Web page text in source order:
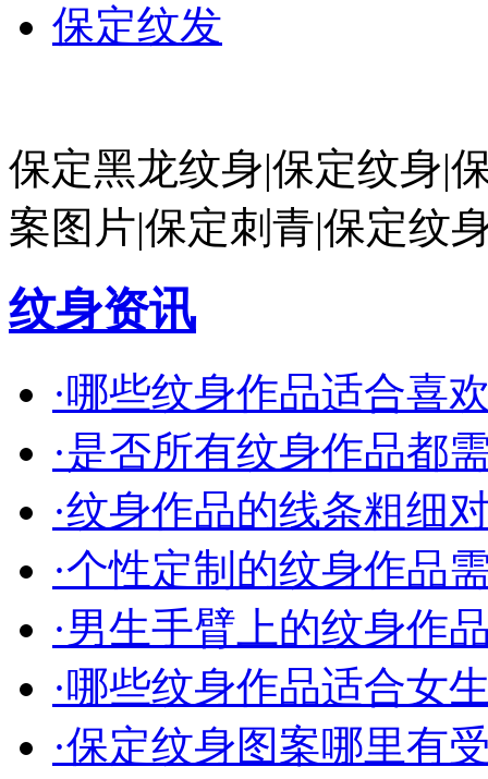
保定纹发
保定黑龙纹身|保定纹身|
案图片|保定刺青|保定纹
纹身资讯
·哪些纹身作品适合喜
·是否所有纹身作品都
·纹身作品的线条粗细
·个性定制的纹身作品
·男生手臂上的纹身作
·哪些纹身作品适合女
·保定纹身图案哪里有